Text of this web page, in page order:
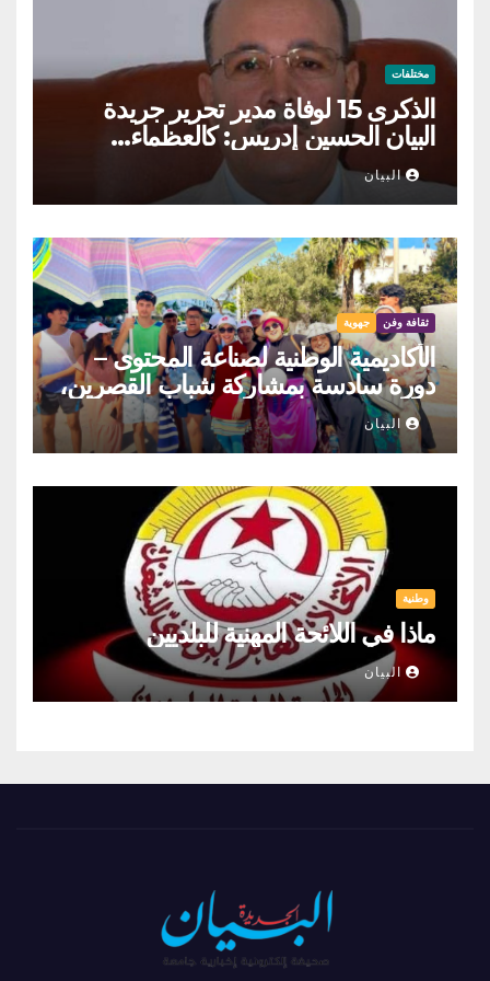
مختلفات
الذكرى 15 لوفاة مدير تحرير جريدة
البيان الحسين إدريس: كالعظماء…
عاش شامخا ورحل واقفا
البيان
ثقافة وفن جهوية
الأكاديمية الوطنية لصناعة المحتوى –
دورة سادسة بمشاركة شباب القصرين،
المنستير والمهدية
البيان
وطنية
ماذا في اللائحة المهنية للبلديين
البيان